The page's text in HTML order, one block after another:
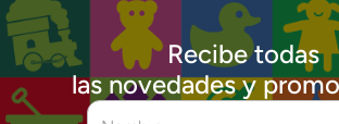
Recibe todas
las novedades y